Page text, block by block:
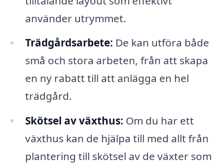
använder utrymmet.
Trädgårdsarbete: De kan utföra både
små och stora arbeten, från att skapa
en ny rabatt till att anlägga en hel
trädgård.
Skötsel av växthus: Om du har ett
växthus kan de hjälpa till med allt från
plantering till skötsel av de växter som